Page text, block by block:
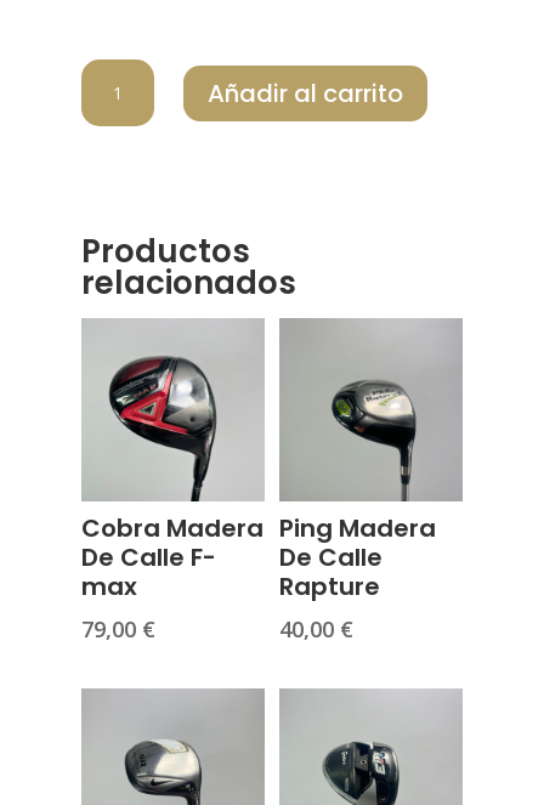
MIZUNO
MADERA
DE
220
cantidad
Añadir al carrito
Productos
relacionados
Cobra Madera
De Calle F-
max
79,00 €
Ping Madera
De Calle
Rapture
40,00 €